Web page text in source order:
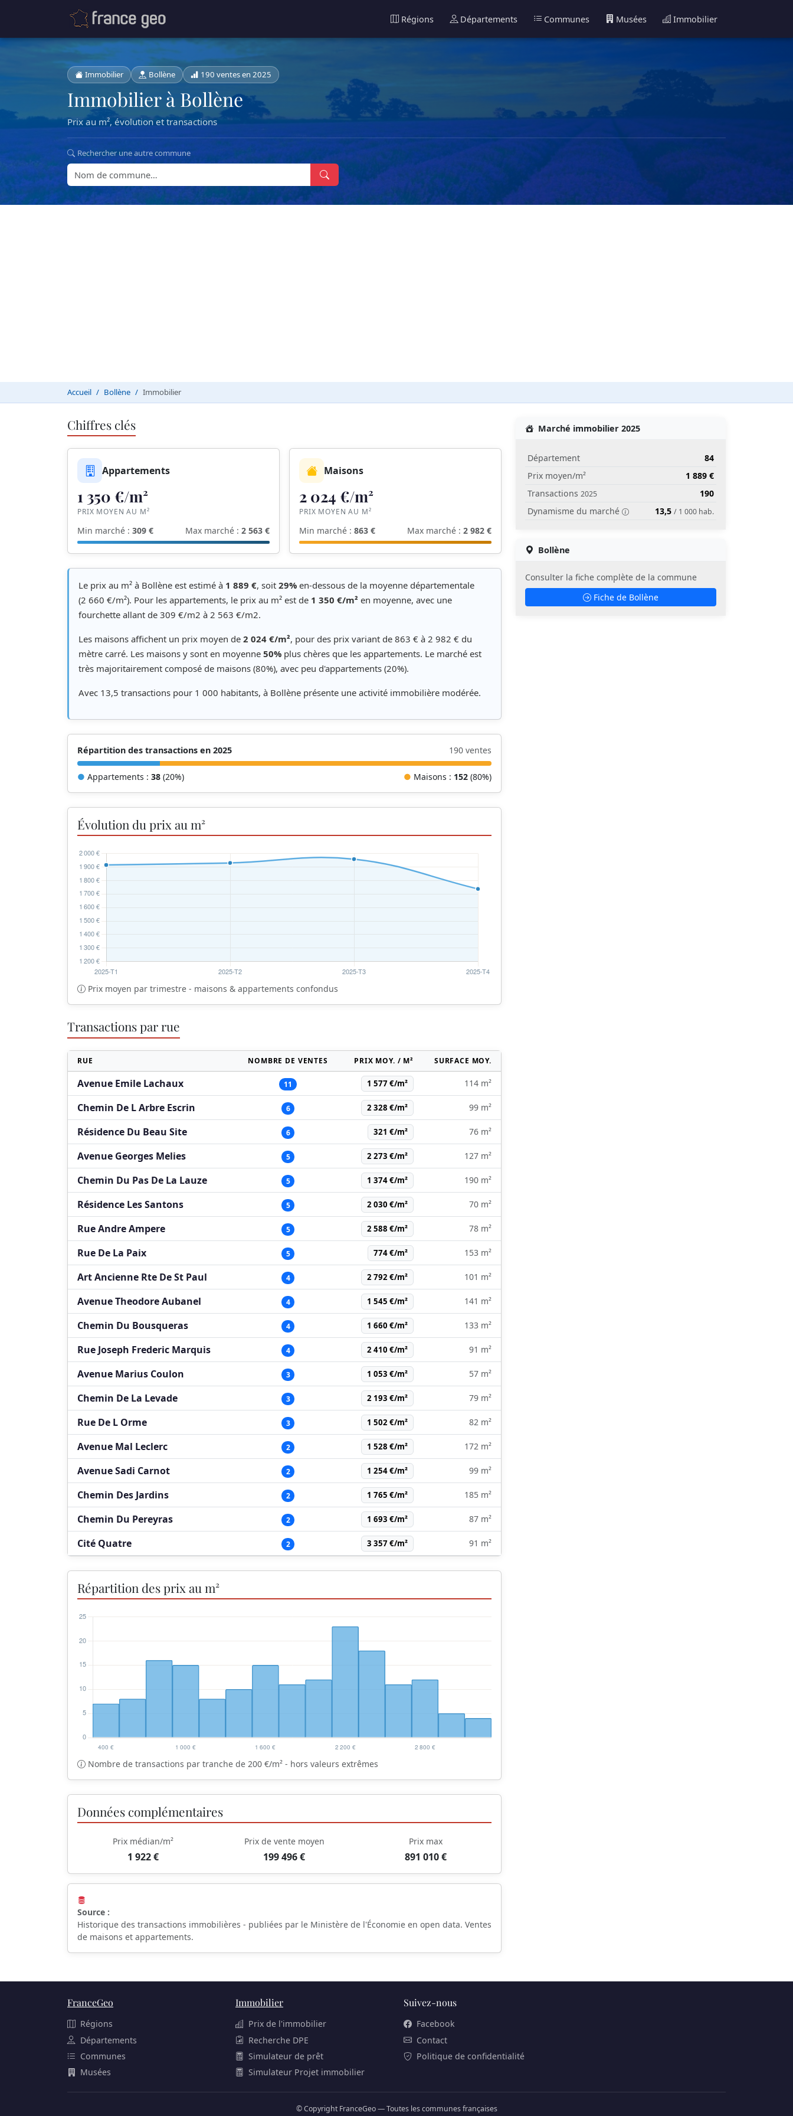
Régions Départements Communes Musées Immobilier
Immobilier Bollène 190 ventes en 2025
Immobilier à Bollène
Prix au m², évolution et transactions
Rechercher une autre commune
Accueil Bollène Immobilier
Chiffres clés
Appartements
1 350 €/m²
PRIX MOYEN AU M²
Min marché : 309 € Max marché : 2 563 €
Maisons
2 024 €/m²
PRIX MOYEN AU M²
Min marché : 863 € Max marché : 2 982 €
Le prix au m² à Bollène est estimé à 1 889 €, soit 29% en-dessous de la moyenne départementale
(2 660 €/m²). Pour les appartements, le prix au m² est de 1 350 €/m² en moyenne, avec une
fourchette allant de 309 €/m2 à 2 563 €/m2.
Les maisons affichent un prix moyen de 2 024 €/m², pour des prix variant de 863 € à 2 982 € du
mètre carré. Les maisons y sont en moyenne 50% plus chères que les appartements. Le marché est
très majoritairement composé de maisons (80%), avec peu d'appartements (20%).
Avec 13,5 transactions pour 1 000 habitants, à Bollène présente une activité immobilière modérée.
Répartition des transactions en 2025 190 ventes
● Appartements : 38 (20%) ● Maisons : 152 (80%)
Évolution du prix au m²
Prix moyen par trimestre - maisons & appartements confondus
Transactions par rue
RUE NOMBRE DE VENTES PRIX MOY. / M² SURFACE MOY.
Avenue Emile Lachaux 11 1 577 €/m² 114 m²
Chemin De L Arbre Escrin 6 2 328 €/m² 99 m²
Résidence Du Beau Site 6 321 €/m² 76 m²
Avenue Georges Melies 5 2 273 €/m² 127 m²
Chemin Du Pas De La Lauze 5 1 374 €/m² 190 m²
Résidence Les Santons 5 2 030 €/m² 70 m²
Rue Andre Ampere 5 2 588 €/m² 78 m²
Rue De La Paix 5 774 €/m² 153 m²
Art Ancienne Rte De St Paul 4 2 792 €/m² 101 m²
Avenue Theodore Aubanel 4 1 545 €/m² 141 m²
Chemin Du Bousqueras 4 1 660 €/m² 133 m²
Rue Joseph Frederic Marquis 4 2 410 €/m² 91 m²
Avenue Marius Coulon 3 1 053 €/m² 57 m²
Chemin De La Levade 3 2 193 €/m² 79 m²
Rue De L Orme 3 1 502 €/m² 82 m²
Avenue Mal Leclerc 2 1 528 €/m² 172 m²
Avenue Sadi Carnot 2 1 254 €/m² 99 m²
Chemin Des Jardins 2 1 765 €/m² 185 m²
Chemin Du Pereyras 2 1 693 €/m² 87 m²
Cité Quatre 2 3 357 €/m² 91 m²
Répartition des prix au m²
Nombre de transactions par tranche de 200 €/m² - hors valeurs extrêmes
Données complémentaires
Prix médian/m²
1 922 €
Prix de vente moyen
199 496 €
Prix max
891 010 €
Source :
Historique des transactions immobilières - publiées par le Ministère de l'Économie en open data. Ventes
de maisons et appartements.
Marché immobilier 2025
Département
84
Prix moyen/m²
1 889 €
Transactions 2025
190
Dynamisme du marché
13,5 / 1 000 hab.
Bollène
Consulter la fiche complète de la commune
Fiche de Bollène
FranceGeo
Régions
Départements
Communes
Musées
Immobilier
Prix de l'immobilier
Recherche DPE
Simulateur de prêt
Simulateur Projet immobilier
Suivez-nous
Facebook
Contact
Politique de confidentialité
© Copyright FranceGeo — Toutes les communes françaises